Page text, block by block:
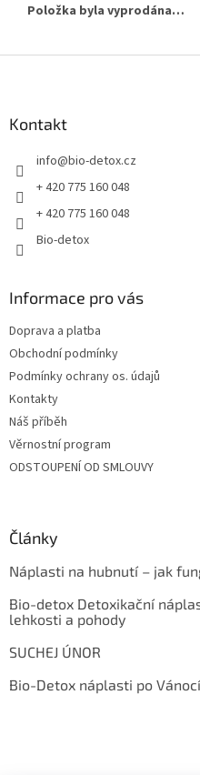
Položka byla vyprodána…
Kontakt
info@bio-detox.cz
+ 420 775 160 048
+ 420 775 160 048
Bio-detox
Informace pro vás
Doprava a platba
Obchodní podmínky
Podmínky ochrany os. údajů
Kontakty
Náš příběh
Věrnostní program
ODSTOUPENÍ OD SMLOUVY
Články
Náplasti na hubnutí – jak
Bio-detox Detoxikační
lehkosti a pohody
SUCHEJ ÚNOR
Bio-Detox náplasti po